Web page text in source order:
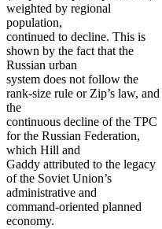
weighted by regional
population,
continued to decline. This is
shown by the fact that the
Russian urban
system does not follow the
rank-size rule or Zip’s law, and
the
continuous decline of the TPC
for the Russian Federation,
which Hill and
Gaddy attributed to the legacy
of the Soviet Union’s
administrative and
command-oriented planned
economy.